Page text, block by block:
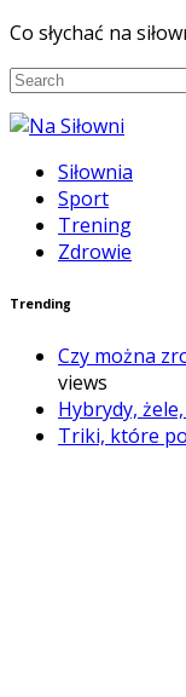
Co słychać na
Siłownia
Sport
Trening
Zdrowie
Trending
Czy można
views
Hybrydy,
Triki, które